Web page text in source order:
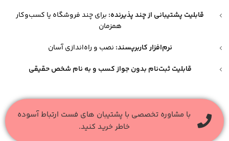
قابلیت پشتیبانی از چند پذیرنده: برای چند فروشگاه یا کسب‌وکار
همزمان
نرم‌افزار کاربرپسند: نصب و راه‌اندازی آسان
قابلیت ثبت‌نام بدون جواز کسب و به نام شخص حقیقی
با مشاوره تخصصی با پشتیبان های فست ارتباط آسوده
خاطر خرید کنید.